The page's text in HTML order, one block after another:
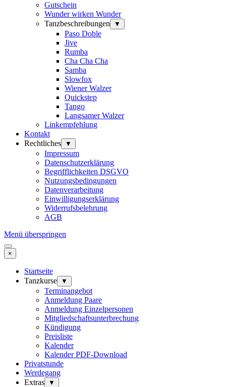
Gutschein
Wunder wirken Wunder
Tanzbeschreibungen
▼
Paso Doble
Jive
Rumba
Cha Cha Cha
Samba
Slowfox
Wiener Walzer
Quickstep
Tango
Langsamer Walzer
Linkempfehlung
Kontakt
Rechtliches
▼
Impressum
Datenschutzerklärung
Begrifflichkeiten DSGVO
Nutzungsbedingungen
Datenverarbeitung
Einwilligungserklärung
Widerrufsbelehrung
AGB
Menü überspringen
×
Startseite
Tanzkurse
▼
Terminangebot
Anmeldung Paare
Anmeldung Einzelpersonen
Mitgliedschaftsunterbrechung
Kündigung
Preisliste
Kalender
Kalender PDF-Download
Privatstunde
Werdegang
Extras
▼